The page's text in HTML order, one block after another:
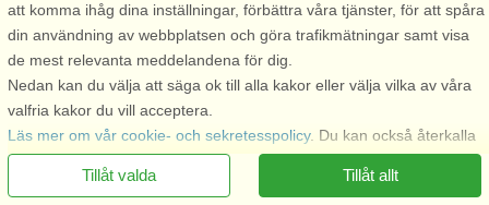
Personuppgifter
Kakor på Danland
att komma ihåg dina inställningar, förbättra våra tjänster, för att spåra
din användning av webbplatsen och göra trafikmätningar samt visa
de mest relevanta meddelandena för dig.
Nedan kan du välja att säga ok till alla kakor eller välja vilka av våra
valfria kakor du vill acceptera.
Läs mer om vår cookie- och sekretesspolicy. Du kan också återkalla
ditt samtyckehär.
Nödvändiga: Dessa kakor hjälper till att säkerställa att vår
Tillåt allt
Tillåt valda